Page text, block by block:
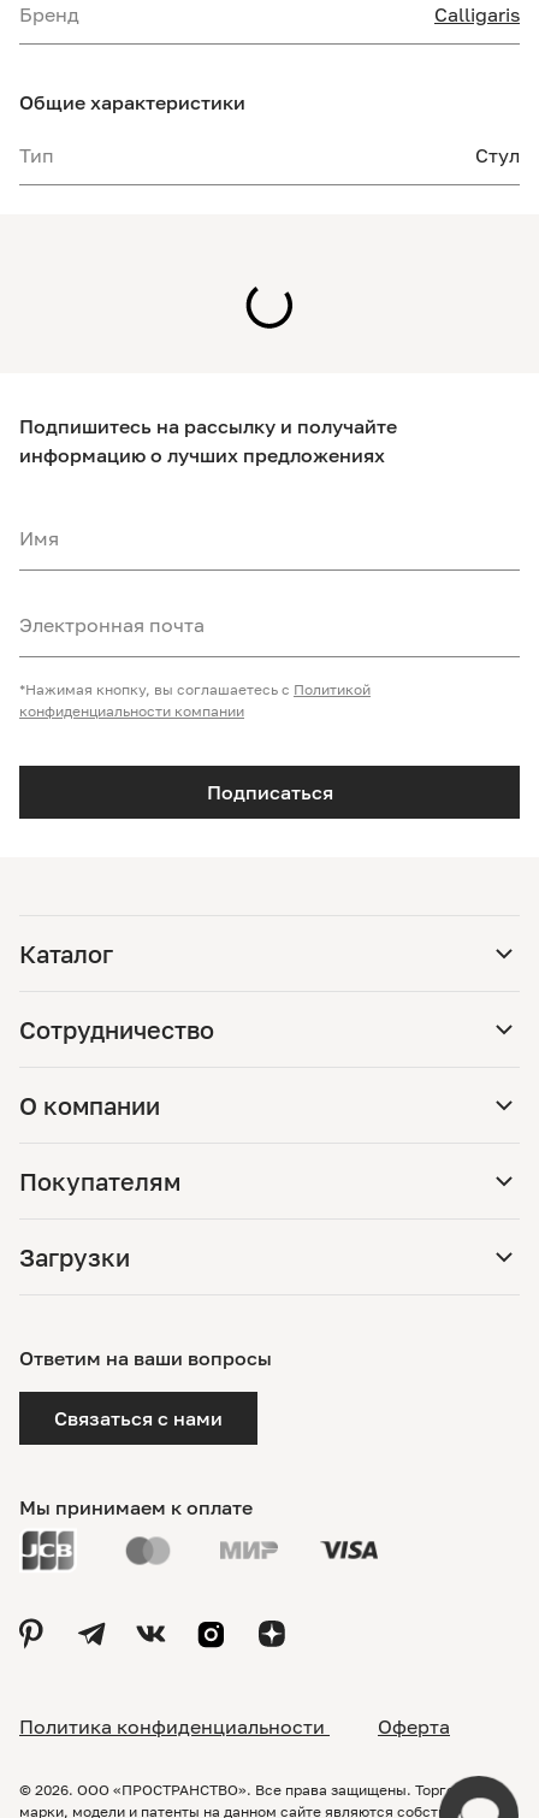
Бренд Calligaris
Общие характеристики
Тип Стул
Подпишитесь на рассылку и получайте
информацию о лучших предложениях
Имя
Электронная почта
Подписаться
*Нажимая кнопку, вы соглашаетесь с Политикой
конфиденциальности компании
Каталог
Сотрудничество
О компании
Покупателям
Загрузки
Мы принимаем к оплате
Ответим на ваши вопросы
Связаться с нами
© 2026. ООО «ПРОСТРАНСТВО». Все права защищены. Торговые
марки, модели и патенты на данном сайте являются собственностью
Политика конфиденциальности Оферта